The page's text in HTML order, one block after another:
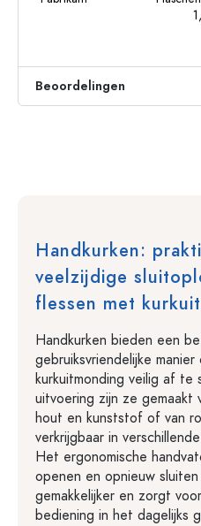
Beoordelingen
Handkurken:
veelzijdige
flessen met
Handkurken bieden een
gebruiksvriendelijke
kurkuitmonding veilig af te
uitvoering zijn ze gemaakt
hout en kunststof of van
verkrijgbaar in
Het ergonomische
openen en opnieuw
gemakkelijker en zorgt
bediening in het dagelijks